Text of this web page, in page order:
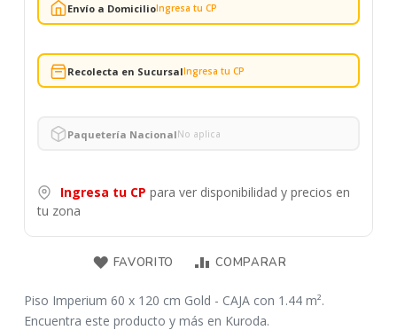
Envío a DomicilioIngresa tu CP
Recolecta en SucursalIngresa tu CP
Paquetería NacionalNo aplica
Ingresa tu CP para ver disponibilidad y precios en
tu zona
FAVORITO COMPARAR
Piso Imperium 60 x 120 cm Gold - CAJA con 1.44 m².
Encuentra este producto y más en Kuroda.